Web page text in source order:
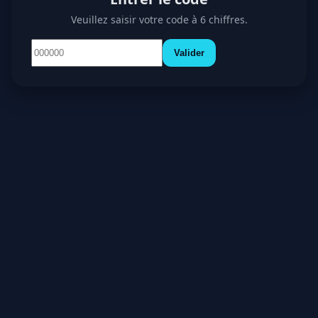
Veuillez saisir votre code à 6 chiffres.
Valider